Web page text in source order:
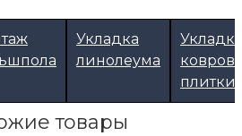
Укладка
линолеума
Укладка
плитки
товары